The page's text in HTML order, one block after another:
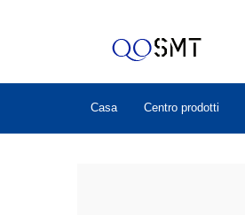
Casa Centro prodotti